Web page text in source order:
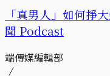
「真男人」如何掙
聞 Podcast
端傳媒編輯部